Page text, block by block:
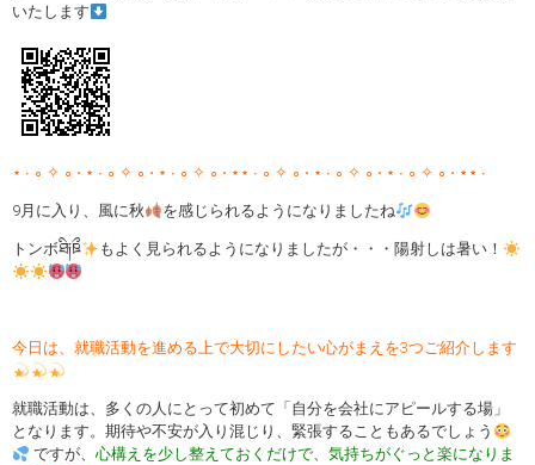
いたします
⋆ ∙ ∘ ✧ ∘ ⋅ ⋆ ∙ ∘ ✧ ∘ ⋅ ⋆ ∙ ∘ ✧ ∘ ⋅ ⋆⋆ ∙ ∘ ✧ ∘ ⋅ ⋆ ∙ ∘ ✧ ∘ ⋅ ⋆ ∙ ∘ ✧ ∘ ⋅ ⋆⋆ ∙
9月に入り、風に秋 を感じられるようになりましたね
トンボཐི༏ཋྀ もよく見られるようになりましたが・・・陽射しは暑い！
今日は、就職活動を進める上で大切にしたい心がまえを3つご紹介します
就職活動は、多くの人にとって初めて「自分を会社にアピールする場」
となります。期待や不安が入り混じり、緊張することもあるでしょう
ですが、 心構えを少し整えておくだけで、気持ちがぐっと楽になりま